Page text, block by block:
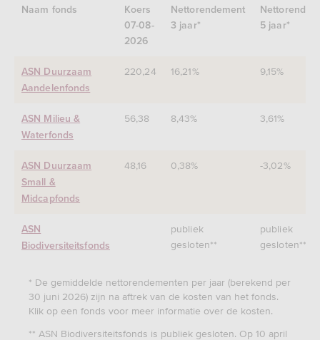
Naam fonds
Koers
07-08-
2026
Nettorendement
3 jaar*
5 jaar*
ASN Duurzaam
Aandelenfonds
220,24 16,21% 9,15%
ASN Milieu &
Waterfonds
56,38 8,43% 3,61%
ASN Duurzaam
Small &
Midcapfonds
48,16 0,38% -3,02%
ASN
Biodiversiteitsfonds
publiek
gesloten**
publiek
gesloten**
* De gemiddelde nettorendementen per jaar (berekend per
30 juni 2026) zijn na aftrek van de kosten van het fonds.
Klik op een fonds voor meer informatie over de kosten.
** ASN Biodiversiteitsfonds is publiek gesloten. Op 10 april